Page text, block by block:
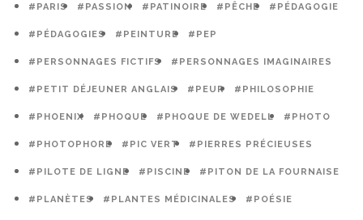
#PARIS #PASSION #PATINOIRE #PÊCHE #PÉDAGOGIE
#PÉDAGOGIES #PEINTURE #PEP
#PERSONNAGES FICTIFS #PERSONNAGES IMAGINAIRES
#PETIT DÉJEUNER ANGLAIS #PEUR #PHILOSOPHIE
#PHOENIX #PHOQUE #PHOQUE DE WEDELL #PHOTO
#PHOTOPHORE #PIC VERT #PIERRES PRÉCIEUSES
#PILOTE DE LIGNE #PISCINE #PITON DE LA FOURNAISE
#PLANÈTES #PLANTES MÉDICINALES #POÉSIE